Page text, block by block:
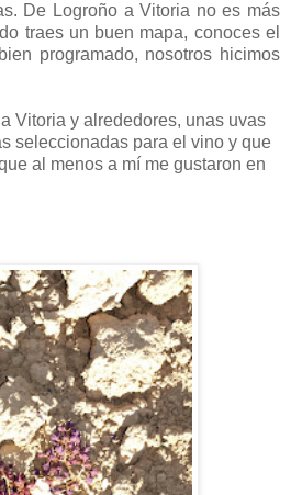
De Logroño a Vitoria no es más
traes un buen mapa, conoces el
programado, nosotros hicimos
Vitoria y alrededores, unas uvas
seleccionadas para el vino y que
al menos a mí me gustaron en